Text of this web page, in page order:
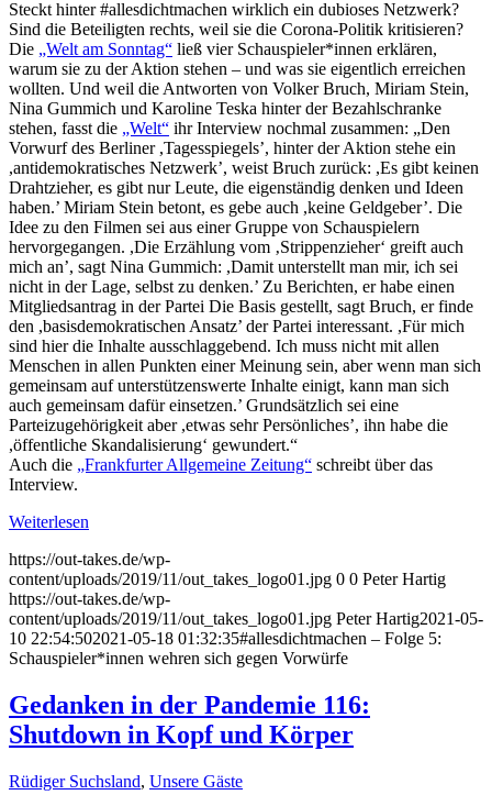
Steckt hinter #allesdichtmachen wirklich ein dubioses Netzwerk?
Sind die Beteiligten rechts, weil sie die Corona-Politik kritisieren?
Die „Welt am Sonntag“ ließ vier Schauspieler*innen erklären,
warum sie zu der Aktion stehen – und was sie eigentlich erreichen
wollten. Und weil die Antworten von Volker Bruch, Miriam Stein,
Nina Gummich und Karoline Teska hinter der Bezahlschranke
stehen, fasst die „Welt“ ihr Interview nochmal zusammen: „Den
Vorwurf des Berliner ,Tagesspiegels’, hinter der Aktion stehe ein
,antidemokratisches Netzwerk’, weist Bruch zurück: ,Es gibt keinen
Drahtzieher, es gibt nur Leute, die eigenständig denken und Ideen
haben.’ Miriam Stein betont, es gebe auch ,keine Geldgeber’. Die
Idee zu den Filmen sei aus einer Gruppe von Schauspielern
hervorgegangen. ,Die Erzählung vom ‚Strippenzieher‘ greift auch
mich an’, sagt Nina Gummich: ,Damit unterstellt man mir, ich sei
nicht in der Lage, selbst zu denken.’ Zu Berichten, er habe einen
Mitgliedsantrag in der Partei Die Basis gestellt, sagt Bruch, er finde
den ,basisdemokratischen Ansatz’ der Partei interessant. ,Für mich
sind hier die Inhalte ausschlaggebend. Ich muss nicht mit allen
Menschen in allen Punkten einer Meinung sein, aber wenn man sich
gemeinsam auf unterstützenswerte Inhalte einigt, kann man sich
auch gemeinsam dafür einsetzen.’ Grundsätzlich sei eine
Parteizugehörigkeit aber ,etwas sehr Persönliches’, ihn habe die
,öffentliche Skandalisierung‘ gewundert.“
Auch die „Frankfurter Allgemeine Zeitung“ schreibt über das
Interview.
Weiterlesen
https://out-takes.de/wp-
content/uploads/2019/11/out_takes_logo01.jpg 0 0 Peter Hartig
https://out-takes.de/wp-
content/uploads/2019/11/out_takes_logo01.jpg Peter Hartig2021-05-
10 22:54:502021-05-18 01:32:35#allesdichtmachen – Folge 5:
Schauspieler*innen wehren sich gegen Vorwürfe
Gedanken in der Pandemie 116:
Shutdown in Kopf und Körper
Rüdiger Suchsland, Unsere Gäste